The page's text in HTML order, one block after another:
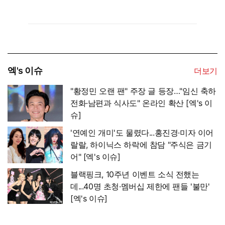
엑's 이슈
더보기
"황정민 오랜 팬" 주장 글 등장…"임신 축하
전화·남편과 식사도" 온라인 확산 [엑's 이
슈]
'연예인 개미'도 물렸다...홍진경·미자 이어
랄랄, 하이닉스 하락에 참담 "주식은 금기
어" [엑's 이슈]
블랙핑크, 10주년 이벤트 소식 전했는
데...40명 초청·멤버십 제한에 팬들 '불만'
[엑's 이슈]